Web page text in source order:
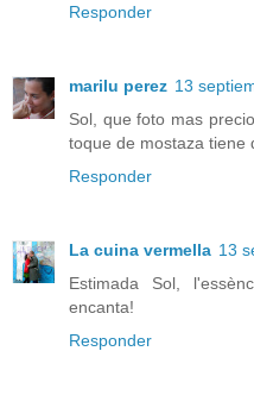
Responder
marilu perez 13
Sol, que foto mas
toque de mostaza tiene
Responder
La cuina vermella 13
Estimada Sol,
encanta!
Responder